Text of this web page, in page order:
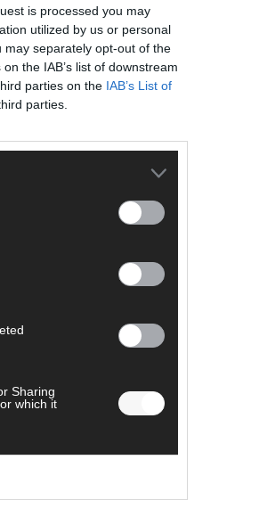
is processed you may
utilized by us or personal
may separately opt-out of the
the IAB’s list of downstream
parties on the IAB’s List of
parties.
Sharing
which it
WERBE BEI UNS!